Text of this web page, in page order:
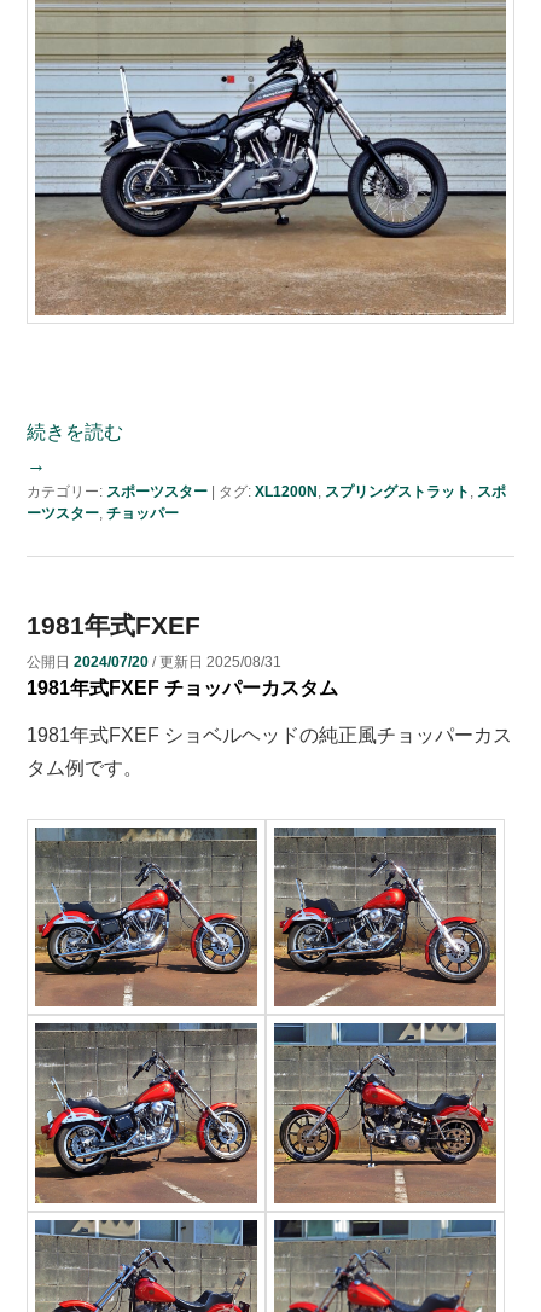
続きを読む
→
カテゴリー: スポーツスター | タグ: XL1200N スプリングストラット
スポ
ーツスター, チョッパー
1981年式FXEF
公開日 2024/07/20/ 更新日 2025/08/31
1981年式FXEF チョッパーカスタム
1981年式FXEF ショベルヘッドの純正風チョッパーカス
タム例です。